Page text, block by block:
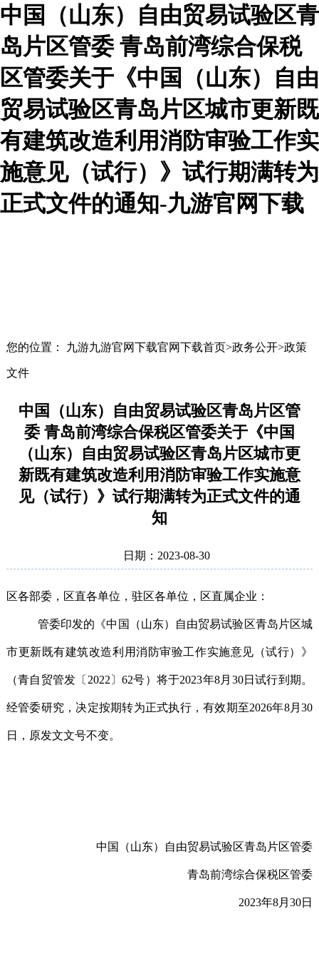
中国（山东）自由贸易试验区青
岛片区管委 青岛前湾综合保税
区管委关于《中国（山东）自由
贸易试验区青岛片区城市更新既
有建筑改造利用消防审验工作实
施意见（试行）》试行期满转为
正式文件的通知-九游官网下载
您的位置： 九游九游官网下载官网下载首页>政务公开>政策
文件
中国（山东）自由贸易试验区青岛片区管
委 青岛前湾综合保税区管委关于《中国
（山东）自由贸易试验区青岛片区城市更
新既有建筑改造利用消防审验工作实施意
见（试行）》试行期满转为正式文件的通
知
日期：2023-08-30
区各部委，区直各单位，驻区各单位，区直属企业：
管委印发的《中国（山东）自由贸易试验区青岛片区城
市更新既有建筑改造利用消防审验工作实施意见（试行）》
（青自贸管发〔2022〕62号）将于2023年8月30日试行到期。
经管委研究，决定按期转为正式执行，有效期至2026年8月30
日，原发文文号不变。
中国（山东）自由贸易试验区青岛片区管委
青岛前湾综合保税区管委
2023年8月30日